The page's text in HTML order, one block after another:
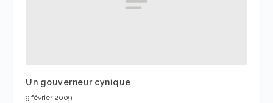
Un gouverneur cynique
9 février 2009